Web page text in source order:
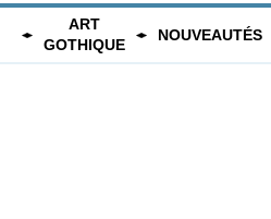
ART
GOTHIQUE
NOUVEAUTÉS